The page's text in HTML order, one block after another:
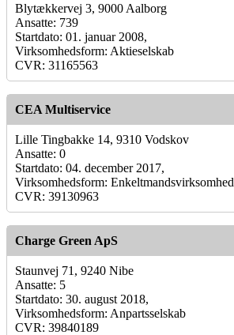
Blytækkervej 3, 9000 Aalborg
Ansatte: 739
Startdato: 01. januar 2008,
Virksomhedsform: Aktieselskab
CVR: 31165563
CEA Multiservice
Lille Tingbakke 14, 9310 Vodskov
Ansatte: 0
Startdato: 04. december 2017,
Virksomhedsform: Enkeltmandsvirksomhed
CVR: 39130963
Charge Green ApS
Staunvej 71, 9240 Nibe
Ansatte: 5
Startdato: 30. august 2018,
Virksomhedsform: Anpartsselskab
CVR: 39840189